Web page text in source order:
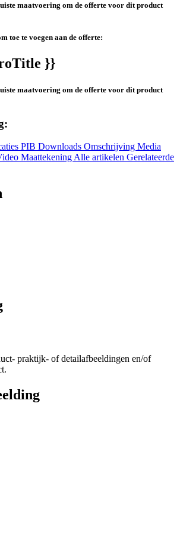
maatvoering om de offerte voor dit product
toe te voegen aan de offerte:
}}
maatvoering om de offerte voor dit product
PIB Downloads Omschrijving Media
MaattekeningAlle artikelen Gerelateerde
praktijk- of detailafbeeldingen en/of